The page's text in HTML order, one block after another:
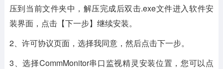
压到当前文件夹中，解压完成后双击.exe文件进入软件安
装界面，点击【下一步】继续安装。
2、许可协议页面，选择我同意，然后点击下一步。
3、选择CommMonitor串口监视精灵安装位置，您可以点